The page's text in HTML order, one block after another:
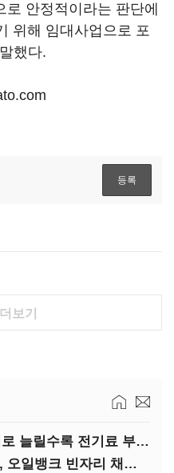
안정적이라는 판단에
위해 임대사업으로 포
했다.
보기
[IB토마토]현대제철, 전기로 늘릴수록 전기료 부담…저탄소 전환의 역설
[IB토마토]HD현대중공업, 오일뱅크 빈자리 채웠다…그룹 배당 핵심축 부상